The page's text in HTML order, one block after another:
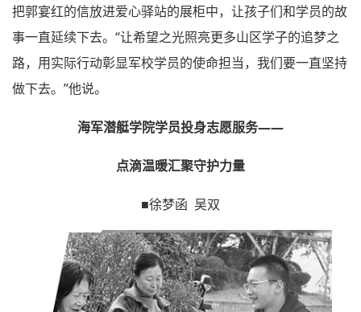
把郭宴红的信放进爱心驿站的展柜中，让孩子们和学员的故
事一直延续下去。“让希望之光照亮更多山区学子的追梦之
路，用实际行动彰显军校学员的使命担当，我们要一直坚持
做下去。”他说。
海军潜艇学院学员投身志愿服务——
点滴温暖汇聚守护力量
■徐梦函 吴双